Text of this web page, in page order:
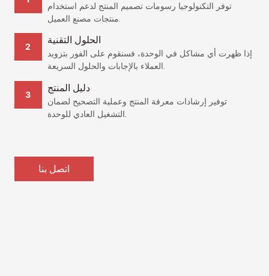
توفر التكنولوجيا رسومات تصميم المنتج لدعم استخدام
منتجات مصنع العميل.
الحلول التقنية
إذا ظهرت أي مشاكل في الوحدة، فسنقوم على الفور بتزويد
العملاء بالإجابات والحلول السريعة.
دليل المنتج
توفير إرشادات معرفة المنتج وعملية التصحيح لضمان
التشغيل العادي للوحدة.
اتصل بنا